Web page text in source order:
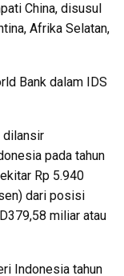
China, disusul
Afrika Selatan,
Bank dalam IDS
dilansir
pada tahun
Rp 5.940
dari posisi
miliar atau
Indonesia tahun